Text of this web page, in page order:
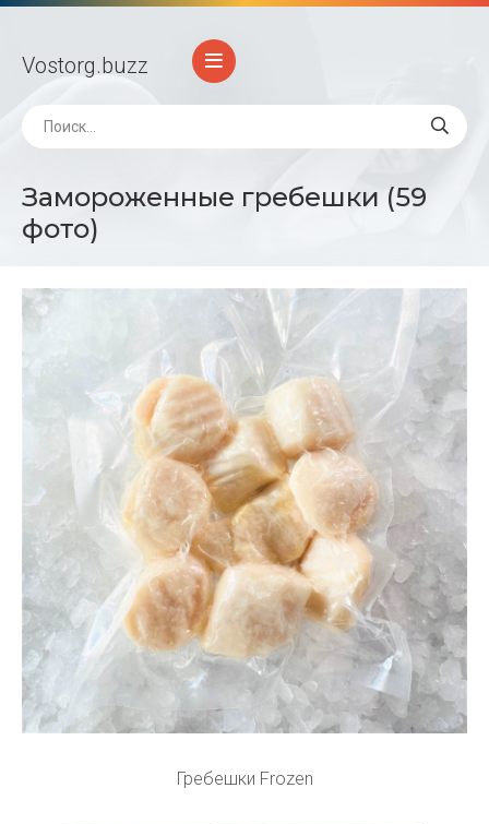
Vostorg.buzz
Замороженные гребешки (59
фото)
Гребешки Frozen